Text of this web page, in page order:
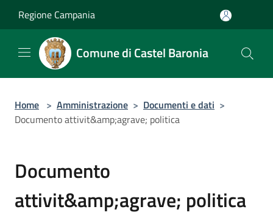
Regione Campania
Comune di Castel Baronia
Home > Amministrazione > Documenti e dati >
Documento attivit&amp;agrave; politica
Documento
attivit&amp;agrave; politica